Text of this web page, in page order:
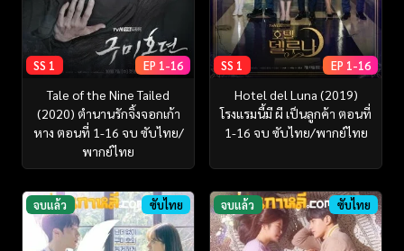
SS 1 EP 1-16
Tale of the Nine Tailed
(2020) ตำนานรักจิ้งจอกเก้า
หาง ตอนที่ 1-16 จบ ซับไทย/
พากย์ไทย
SS 1 EP 1-16
Hotel del Luna (2019)
โรงแรมนี้มี ผี เป็นลูกค้า ตอนที่
1-16 จบ ซับไทย/พากย์ไทย
จบแล้ว ซับไทย จบแล้ว ซับไทย